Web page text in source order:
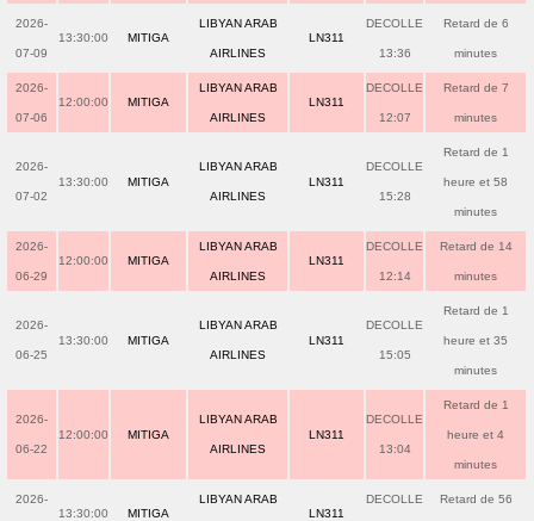
2026-
07-09
13:30:00 MITIGA
LIBYAN ARAB
AIRLINES
LN311
DECOLLE
13:36
Retard de 6
minutes
2026-
07-06
12:00:00 MITIGA
LIBYAN ARAB
AIRLINES
LN311
DECOLLE
12:07
Retard de 7
minutes
2026-
07-02
13:30:00 MITIGA
LIBYAN ARAB
AIRLINES
LN311
DECOLLE
15:28
Retard de 1
heure et 58
minutes
2026-
06-29
12:00:00 MITIGA
LIBYAN ARAB
AIRLINES
LN311
DECOLLE
12:14
Retard de 14
minutes
2026-
06-25
13:30:00 MITIGA
LIBYAN ARAB
AIRLINES
LN311
DECOLLE
15:05
Retard de 1
heure et 35
minutes
2026-
06-22
12:00:00 MITIGA
LIBYAN ARAB
AIRLINES
LN311
DECOLLE
13:04
Retard de 1
heure et 4
minutes
2026-
13:30:00 MITIGA
LIBYAN ARAB
LN311
DECOLLE Retard de 56